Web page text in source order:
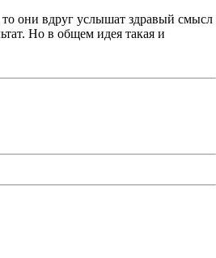
они вдруг услышат здравый смысл
Но в общем идея такая и